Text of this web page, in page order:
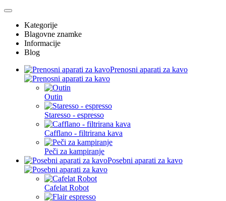
Kategorije
Blagovne znamke
Informacije
Blog
Prenosni aparati za kavo
Outin
Staresso - espresso
Cafflano - filtrirana kava
Peči za kampiranje
Posebni aparati za kavo
Cafelat Robot